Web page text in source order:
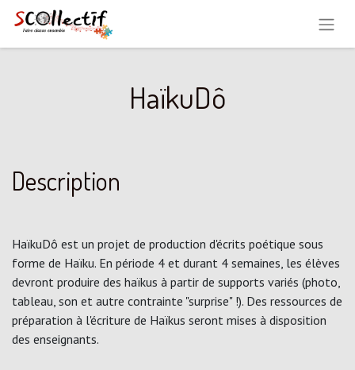
HaïkuDô
Description
HaïkuDô est un projet de production d'écrits poétique sous
forme de Haïku. En période 4 et durant 4 semaines, les élèves
devront produire des haïkus à partir de supports variés (photo,
tableau, son et autre contrainte "surprise" !). Des ressources de
préparation à l'écriture de Haïkus seront mises à disposition
des enseignants.